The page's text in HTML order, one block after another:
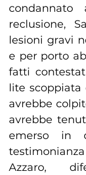
reclusione,
lesioni gravi
e per porto
fatti
lite scoppiata
avrebbe
avrebbe
emerso in
Azzaro,